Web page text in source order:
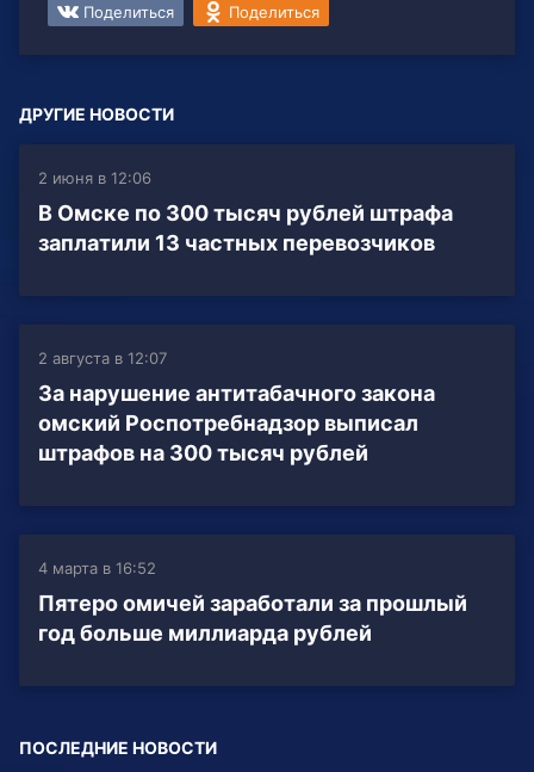
Поделиться Поделиться
ДРУГИЕ НОВОСТИ
2 июня в 12:06
В Омске по 300 тысяч рублей штрафа
заплатили 13 частных перевозчиков
2 августа в 12:07
За нарушение антитабачного закона
омский Роспотребнадзор выписал
штрафов на 300 тысяч рублей
4 марта в 16:52
Пятеро омичей заработали за прошлый
год больше миллиарда рублей
ПОСЛЕДНИЕ НОВОСТИ